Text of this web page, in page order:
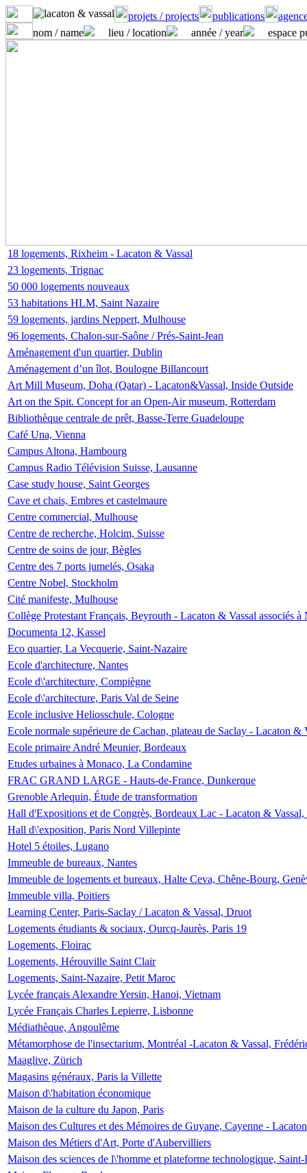
projets / projects publications
nom / name
lieu / location année / year espace
18 logements, Rixheim - Lacaton & Vassal
23 logements, Trignac
50 000 logements nouveaux
53 habitations HLM, Saint Nazaire
59 logements, jardins Neppert, Mulhouse
96 logements, Chalon-sur-Saône / Prés-Saint-Jean
Aménagement d'un quartier, Dublin
Aménagement d’un îlot, Boulogne Billancourt
Art Mill Museum, Doha (Qatar) - Lacaton&Vassal, Inside Outside
Art on the Spit. Concept for an Open-Air museum, Rotterdam
Bibliothèque centrale de prêt, Basse-Terre Guadeloupe
Café Una, Vienna
Campus Altona, Hambourg
Campus Radio Télévision Suisse, Lausanne
Case study house, Saint Georges
Cave et chais, Embres et castelmaure
Centre commercial, Mulhouse
Centre de recherche, Holcim, Suisse
Centre de soins de jour, Bègles
Centre des 7 ports jumelés, Osaka
Centre Nobel, Stockholm
Cité manifeste, Mulhouse
Collège Protestant Français, Beyrouth - Lacaton & Vassal associés
Documenta 12, Kassel
Eco quartier, La Vecquerie, Saint-Nazaire
Ecole d'architecture, Nantes
Ecole d\'architecture, Compiègne
Ecole d\'architecture, Paris Val de Seine
Ecole inclusive Heliosschule, Cologne
Ecole normale supérieure de Cachan, plateau de Saclay - Lacaton &
Ecole primaire André Meunier, Bordeaux
Etudes urbaines à Monaco, La Condamine
FRAC GRAND LARGE - Hauts-de-France, Dunkerque
Grenoble Arlequin, Étude de transformation
Hall d'Expositions et de Congrès, Bordeaux Lac - Lacaton &
Hall d\'exposition, Paris Nord Villepinte
Hotel 5 étoiles, Lugano
Immeuble de bureaux, Nantes
Immeuble de logements et bureaux, Halte Ceva, Chêne-Bourg,
Immeuble villa, Poitiers
Learning Center, Paris-Saclay / Lacaton & Vassal, Druot
Logements étudiants & sociaux, Ourcq-Jaurès, Paris 19
Logements, Floirac
Logements, Hérouville Saint Clair
Logements, Saint-Nazaire, Petit Maroc
Lycée français Alexandre Yersin, Hanoi, Vietnam
Lycée Français Charles Lepierre, Lisbonne
Médiathèque, Angoulême
Métamorphose de l'insectarium, Montréal -Lacaton & Vassal,
Maaglive, Zürich
Magasins généraux, Paris la Villette
Maison d\'habitation économique
Maison de la culture du Japon, Paris
Maison des Cultures et des Mémoires de Guyane, Cayenne -
Maison des Métiers d'Art, Porte d'Aubervilliers
Maison des sciences de l\'homme et plateforme technologique,